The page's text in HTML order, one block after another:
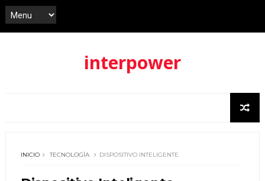
interpower
INICIO TECNOLOGÍA DISPOSITIVO INTELIGENTE